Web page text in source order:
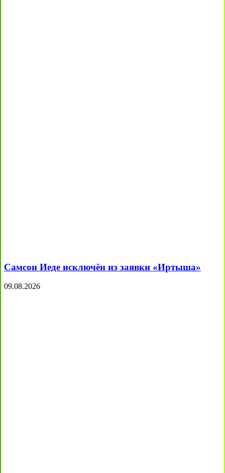
Самсон Иеде исключён из заявки «Иртыша»
09.08.2026